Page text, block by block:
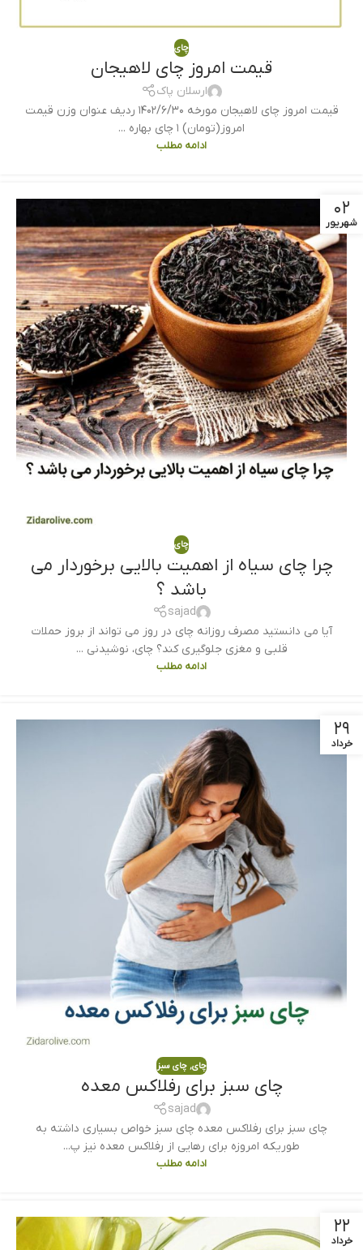
چای
قیمت امروز چای لاهیجان
ارسلان پاک
قیمت امروز چای لاهیجان مورخه ۱۴۰۲/۶/۳۰ ردیف عنوان وزن قیمت
امروز(تومان) ۱ چای بهاره ...
ادامه مطلب
۰۲
شهریور
چای
چرا چای سیاه از اهمیت بالایی برخوردار می
باشد ؟
sajad
آیا می دانستید مصرف روزانه چای در روز می تواند از بروز حملات
قلبی و مغزی جلوگیری کند؟ چای‌، نوشیدنی ...
ادامه مطلب
۲۹
خرداد
چای, چای سبز
چای سبز برای رفلاکس معده
sajad
چای سبز برای رفلاکس معده چای سبز خواص بسیاری داشته به
طوریکه امروزه برای رهایی از رفلاکس معده نیز پ...
ادامه مطلب
۲۲
خرداد